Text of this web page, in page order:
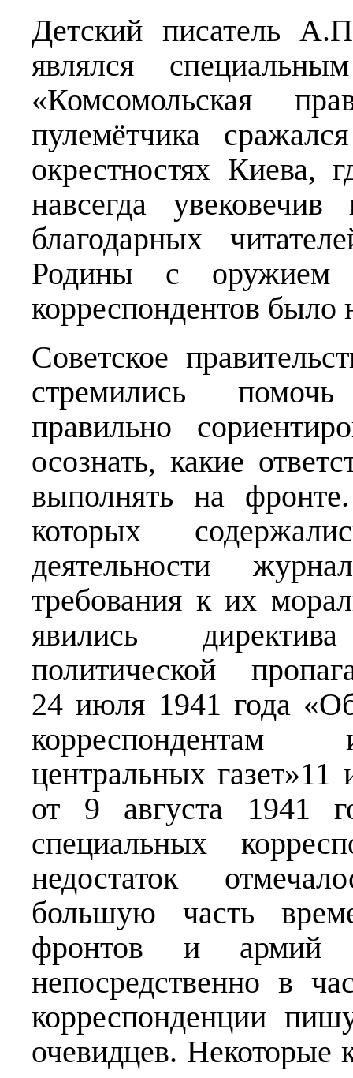
Детский писатель
являлся
«Комсомольская
пулемётчика
окрестностях Киева,
навсегда
благодарных
Родины с оружием
корреспондентов было
Советское
стремились
правильно
осознать, какие
выполнять на
которых
деятельности
требования к их
явились
политической
24 июля 1941 года
корреспондентам
центральных
от 9 августа 1941
специальных
недостаток
большую часть
фронтов и
непосредственно в
корреспонденции
очевидцев. Некоторые